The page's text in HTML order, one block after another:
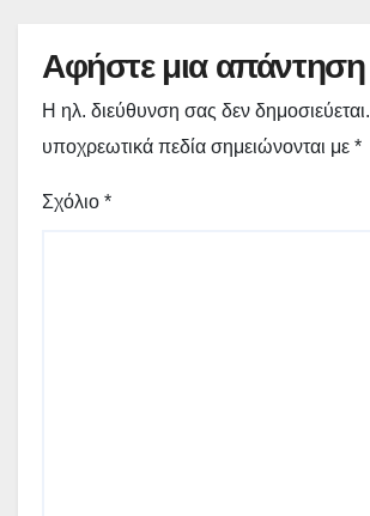
Αφήστε μια απάντηση
Η ηλ. διεύθυνση σας δεν δημοσιεύεται.
υποχρεωτικά πεδία σημειώνονται με *
Σχόλιο *